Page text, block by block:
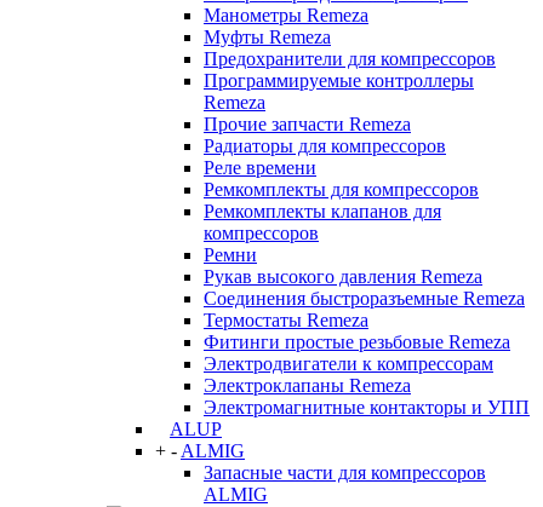
Манометры Remeza
Муфты Remeza
Предохранители для компрессоров
Программируемые контроллеры
Remeza
Прочие запчасти Remeza
Радиаторы для компрессоров
Реле времени
Ремкомплекты для компрессоров
Ремкомплекты клапанов для
компрессоров
Ремни
Рукав высокого давления Remeza
Соединения быстроразъемные Remeza
Термостаты Remeza
Фитинги простые резьбовые Remeza
Электродвигатели к компрессорам
Электроклапаны Remeza
Электромагнитные контакторы и УПП
ALUP
+ - ALMIG
Запасные части для компрессоров
ALMIG